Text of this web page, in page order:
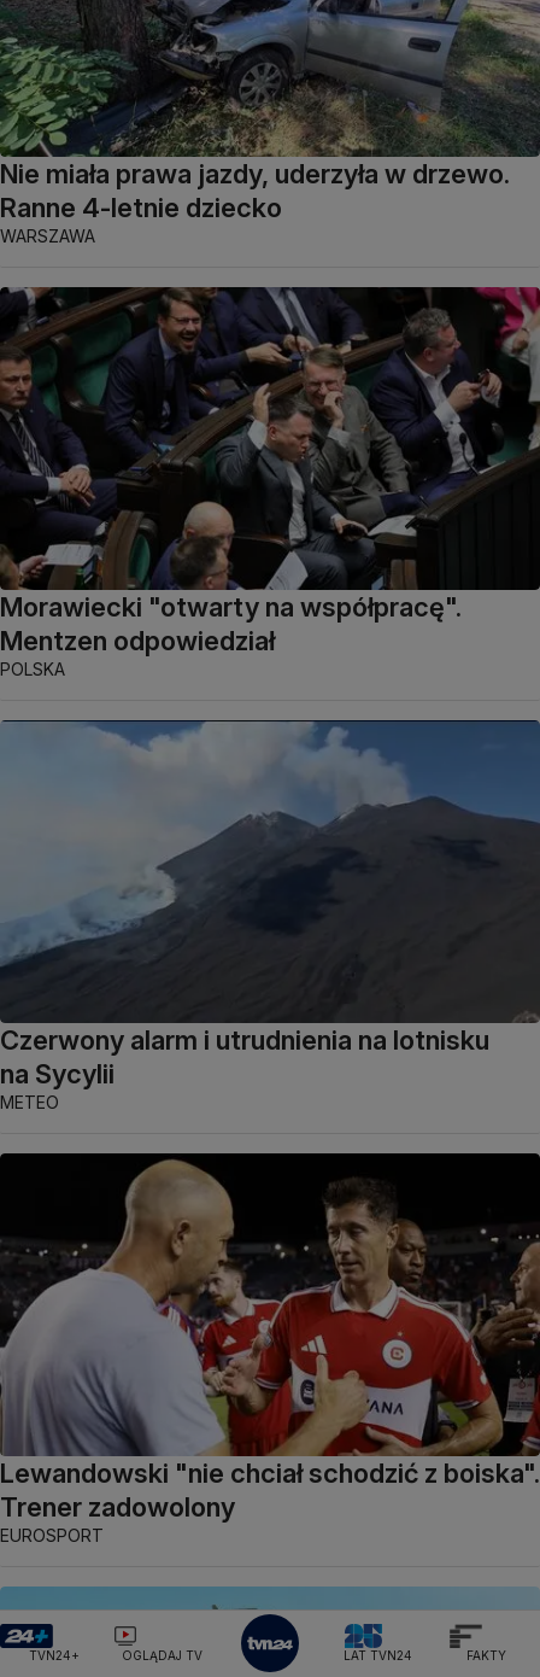
Nie miała prawa jazdy, uderzyła w drzewo.
Ranne 4-letnie dziecko
WARSZAWA
Morawiecki "otwarty na współpracę".
Mentzen odpowiedział
POLSKA
Czerwony alarm i utrudnienia na lotnisku
na Sycylii
METEO
Lewandowski "nie chciał schodzić z boiska".
Trener zadowolony
EUROSPORT
TVN24+ OGLĄDAJ TV LAT TVN24 FAKTY